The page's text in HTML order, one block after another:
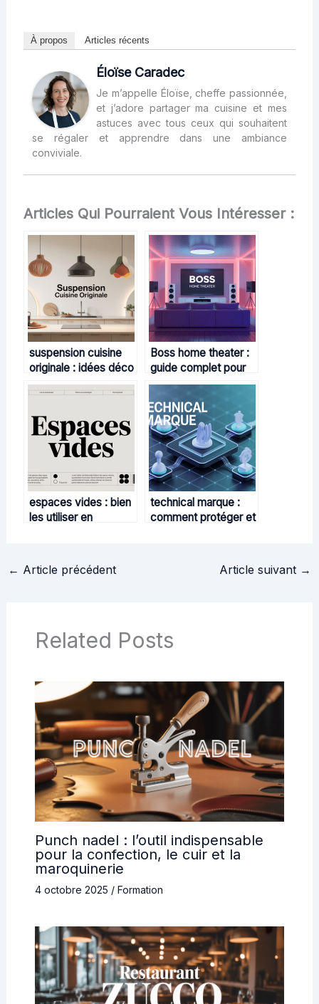
À propos Articles récents
Éloïse Caradec
Je m’appelle Éloïse, cheffe passionnée,
et j’adore partager ma cuisine et mes
astuces avec tous ceux qui souhaitent
se régaler et apprendre dans une ambiance
conviviale.
Articles Qui Pourraient Vous Intéresser :
suspension cuisine
originale : idées déco
lumineuses et
conseils pratiques
Boss home theater :
guide complet pour
bien choisir et
installer
espaces vides : bien
les utiliser en
technical marque :
comment protéger et
← Article précédent Article suivant →
Related Posts
Punch nadel : l’outil indispensable
pour la confection, le cuir et la
maroquinerie
4 octobre 2025 / Formation